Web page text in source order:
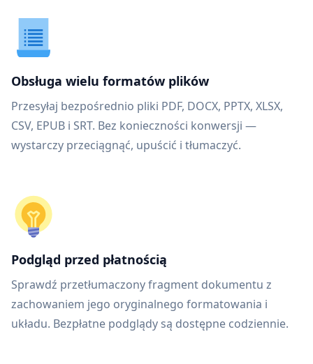
Obsługa wielu formatów plików
Przesyłaj bezpośrednio pliki PDF, DOCX, PPTX, XLSX,
CSV, EPUB i SRT. Bez konieczności konwersji —
wystarczy przeciągnąć, upuścić i tłumaczyć.
Podgląd przed płatnością
Sprawdź przetłumaczony fragment dokumentu z
zachowaniem jego oryginalnego formatowania i
układu. Bezpłatne podglądy są dostępne codziennie.